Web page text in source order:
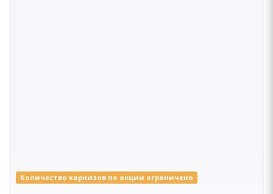
Количество карнизов по акции ограничено